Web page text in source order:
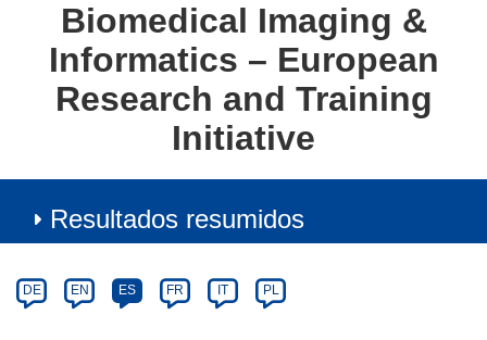
Biomedical Imaging &
Informatics – European
Research and Training
Initiative
Resultados resumidos
Category
Article
available
DE EN ES FR IT PL